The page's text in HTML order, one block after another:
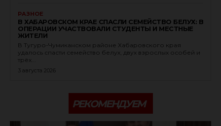
РАЗНОЕ
В ХАБАРОВСКОМ КРАЕ СПАСЛИ СЕМЕЙСТВО БЕЛУХ: В
ОПЕРАЦИИ УЧАСТВОВАЛИ СТУДЕНТЫ И МЕСТНЫЕ
ЖИТЕЛИ
В Тугуро-Чумиканском районе Хабаровского края
удалось спасти семейство белух, двух взрослых особей и
трёх...
3 августа 2026
РЕКОМЕНДУЕМ